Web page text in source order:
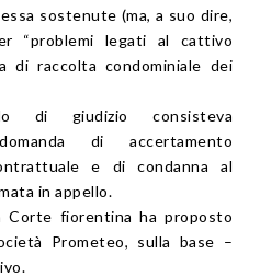
sostenute (ma, a suo dire,
“problemi legati al cattivo
di raccolta condominiale dei
di giudizio consisteva
di accertamento
e di condanna al
in appello.
Corte fiorentina ha proposto
Prometeo, sulla base –